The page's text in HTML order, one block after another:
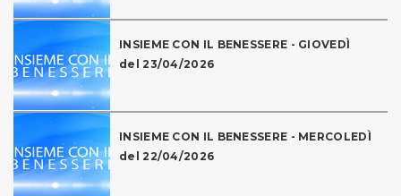
INSIEME CON IL BENESSERE - GIOVEDÌ
del 23/04/2026
INSIEME CON IL BENESSERE - MERCOLEDÌ
del 22/04/2026